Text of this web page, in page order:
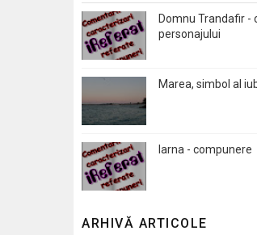
Domnu Trandafir -
personajului
Marea, simbol al
Iarna - compunere
ARHIVĂ ARTICOLE